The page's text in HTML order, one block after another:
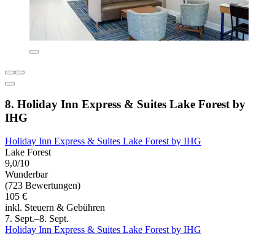
8. Holiday Inn Express & Suites Lake Forest by
IHG
Holiday Inn Express & Suites Lake Forest by IHG
Lake Forest
9,0/10
Wunderbar
(723 Bewertungen)
105 €
inkl. Steuern & Gebühren
7. Sept.–8. Sept.
Holiday Inn Express & Suites Lake Forest by IHG